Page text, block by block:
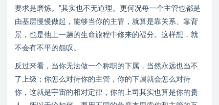
要求是磨炼。”其实也不无道理。更何况每一个主管也都是
由基层慢慢做起，能够当你的主管，就算是靠关系、靠背
景，也是他上一趟的生命旅程中修来的福分。这样想，就
不会有不平的怨叹。
反过来看，当你无法做一个称职的下属，当然永远也当不
了上级；你怎么对待你的主管，你的下属就会怎么对待
你，这就是宇宙的相对定律，你的上司其实也算是你的贵